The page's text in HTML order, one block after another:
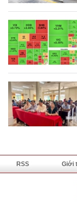
RSS Giới